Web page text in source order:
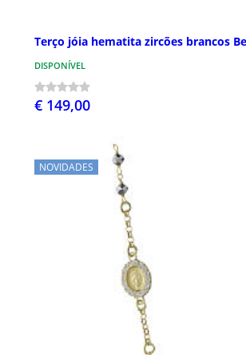
Terço jóia hematita zircões brancos
DISPONÍVEL
€ 149,00
NOVIDADES